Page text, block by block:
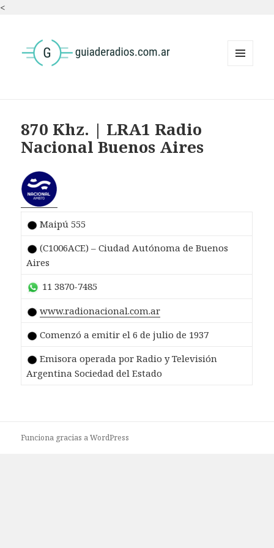
<
870 Khz. | LRA1 Radio
Nacional Buenos Aires
Maipú 555
(C1006ACE) – Ciudad Autónoma de Buenos
Aires
11 3870-7485
www.radionacional.com.ar
Comenzó a emitir el 6 de julio de 1937
Emisora operada por Radio y Televisión
Argentina Sociedad del Estado
Funciona gracias a WordPress